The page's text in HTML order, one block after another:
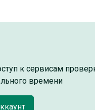
к сервисам
времени